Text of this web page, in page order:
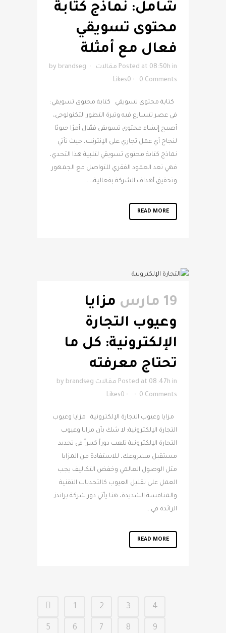
شامل: نماذج كتابة
محتوى تسويقي
فعال مع أمثلة
Posted at 08:50h in مقالات by brandseg
0 Comments
0
Likes
كتابة محتوى تسويقي كتابة محتوى تسويقي:
في عصر تتسارع فيه وتيرة التطور التكنولوجي،
أصبح إنشاء محتوى تسويقي فعّال أمرًا حيويًا
لنجاح أي عمل تجاري على الإنترنت، حيث تأتي
نماذج كتابة محتوى تسويقي لتلبية هذا التحدي،
فهي تعد العمود الفقري للتواصل مع الجمهور
وتحقيق أهداف الشركة بفعالية،...
READ MORE
19 مارس
مزايا
وعيوب التجارة
الإلكترونية: كل ما
تحتاج معرفته
Posted at 08:47h in مقالات by brandseg
0 Comments
0
Likes
مزايا وعيوب التجارة الإلكترونية مزايا وعيوب
التجارة الإلكترونية: لا شك بأن مزايا وعيوب
التجارة الإلكترونية تلعب دوراً كبيراً في تحديد
مستقبل مشروعك، للاستفادة من المزايا
مثل الوصول العالمي وخفض التكاليف يجب
العمل على تقليل العيوب كالتحديات التقنية
والمنافسة الشديدة، هنا يأتي دور شركة براندز
الرائدة في...
READ MORE
1 2 3 4
5 6 7 8 9